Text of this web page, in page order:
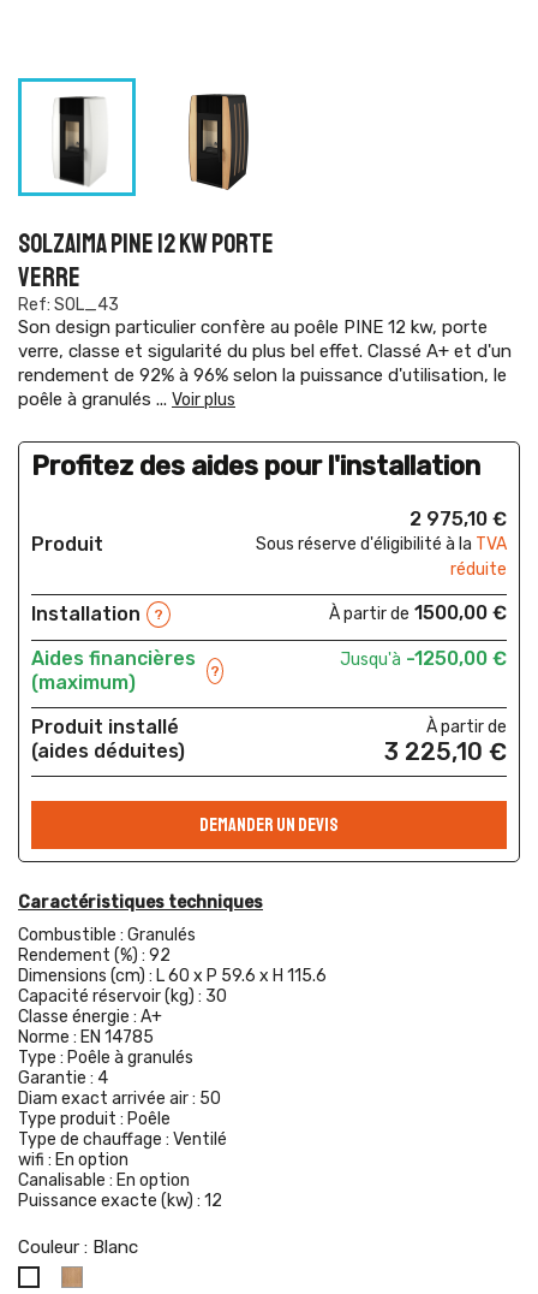
SOLZAIMA PINE 12 KW PORTE
VERRE
Ref: SOL_43
Son design particulier confère au poêle PINE 12 kw, porte
verre, classe et sigularité du plus bel effet. Classé A+ et d'un
rendement de 92% à 96% selon la puissance d'utilisation, le
poêle à granulés ... Voir plus
Profitez des aides pour l'installation
Produit
2 975,10 €
Sous réserve d'éligibilité à la TVA
réduite
Installation ? À partir de 1500,00 €
Aides financières
(maximum)
?
Jusqu'à -1250,00 €
Produit installé
(aides déduites)
À partir de
3 225,10 €
DEMANDER UN DEVIS
Caractéristiques techniques
Combustible : Granulés
Rendement (%) : 92
Dimensions (cm) : L 60 x P 59.6 x H 115.6
Capacité réservoir (kg) : 30
Classe énergie : A+
Norme : EN 14785
Type : Poêle à granulés
Garantie : 4
Diam exact arrivée air : 50
Type produit : Poêle
Type de chauffage : Ventilé
wifi : En option
Canalisable : En option
Puissance exacte (kw) : 12
Couleur : Blanc